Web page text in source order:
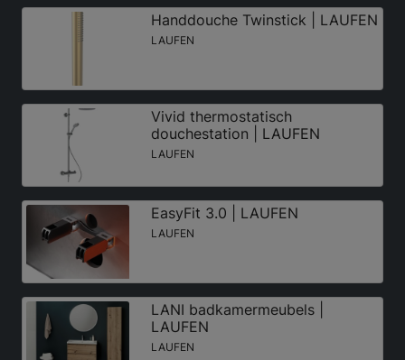
Handdouche Twinstick | LAUFEN
LAUFEN
Vivid thermostatisch
douchestation | LAUFEN
LAUFEN
EasyFit 3.0 | LAUFEN
LAUFEN
LANI badkamermeubels |
LAUFEN
LAUFEN